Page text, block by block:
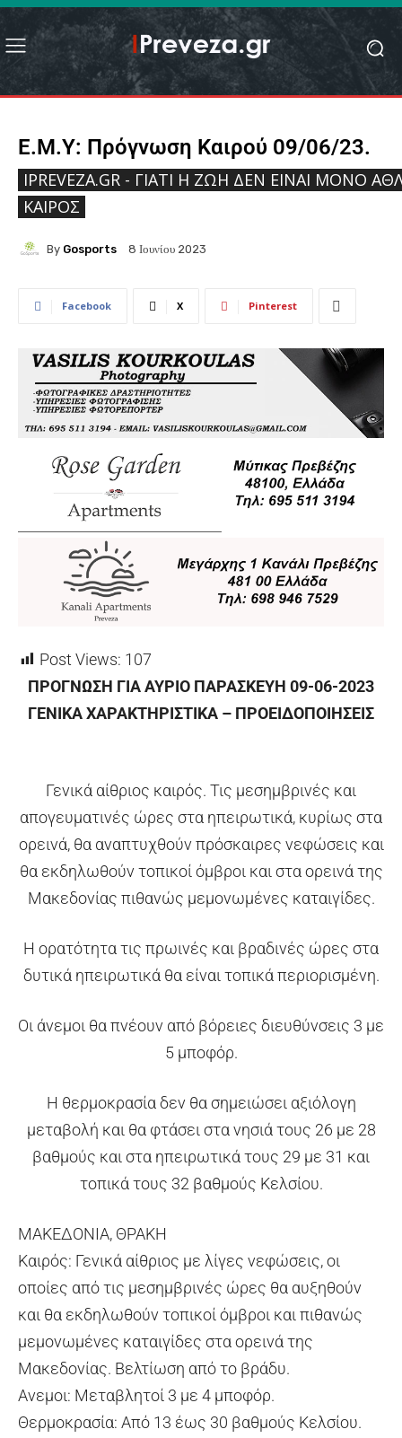
Ε.Μ.Υ: Πρόγνωση Καιρού 09/06/23.
IPREVEZA.GR - ΓΙΑΤΊ Η ΖΩΉ ΔΕΝ ΕΊΝΑΙ ΜΌΝΟ
ΚΑΙΡΌΣ
By Gosports 8 Ιουνίου 2023
Facebook X Pinterest
Post Views: 107
ΠΡΟΓΝΩΣΗ ΓΙΑ ΑΥΡΙΟ ΠΑΡΑΣΚΕΥΗ 09-06-2023
ΓΕΝΙΚΑ ΧΑΡΑΚΤΗΡΙΣΤΙΚΑ – ΠΡΟΕΙΔΟΠΟΙΗΣΕΙΣ
Γενικά αίθριος καιρός. Τις μεσημβρινές και
απογευματινές ώρες στα ηπειρωτικά, κυρίως στα
ορεινά, θα αναπτυχθούν πρόσκαιρες νεφώσεις και
θα εκδηλωθούν τοπικοί όμβροι και στα ορεινά της
Μακεδονίας πιθανώς μεμονωμένες καταιγίδες.
Η ορατότητα τις πρωινές και βραδινές ώρες στα
δυτικά ηπειρωτικά θα είναι τοπικά περιορισμένη.
Οι άνεμοι θα πνέουν από βόρειες διευθύνσεις 3 με
5 μποφόρ.
Η θερμοκρασία δεν θα σημειώσει αξιόλογη
μεταβολή και θα φτάσει στα νησιά τους 26 με 28
βαθμούς και στα ηπειρωτικά τους 29 με 31 και
τοπικά τους 32 βαθμούς Κελσίου.
ΜΑΚΕΔΟΝΙΑ, ΘΡΑΚΗ
Καιρός: Γενικά αίθριος με λίγες νεφώσεις, οι
οποίες από τις μεσημβρινές ώρες θα αυξηθούν
και θα εκδηλωθούν τοπικοί όμβροι και πιθανώς
μεμονωμένες καταιγίδες στα ορεινά της
Μακεδονίας. Βελτίωση από το βράδυ.
Ανεμοι: Μεταβλητοί 3 με 4 μποφόρ.
Θερμοκρασία: Από 13 έως 30 βαθμούς Κελσίου.